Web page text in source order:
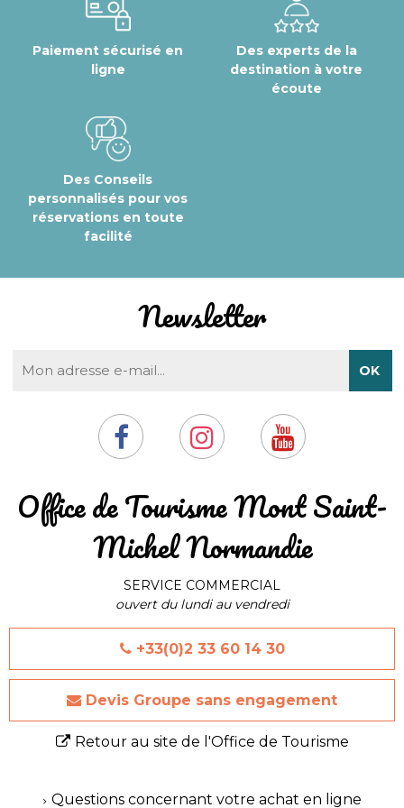
Paiement sécurisé en
ligne
Des experts de la
destination à votre
écoute
Des Conseils
personnalisés pour vos
réservations en toute
facilité
​Office de Tourisme Mont Saint-
Michel Normandie
SERVICE COMMERCIAL
ouvert du lundi au vendredi
+33(0)2 33 60 14 30
Devis Groupe sans engagement
Retour au site de l'Office de Tourisme
Newsletter
Questions concernant votre achat en ligne